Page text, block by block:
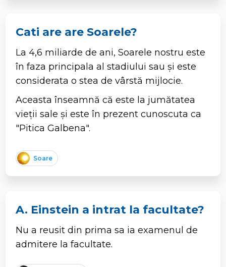
Cati are are Soarele?
La 4,6 miliarde de ani, Soarele nostru este
în faza principala al stadiului sau și este
considerata o stea de vârstă mijlocie.
Aceasta înseamnă că este la jumătatea
vieții sale și este în prezent cunoscuta ca
"Pitica Galbena".
Soare
A. Einstein a intrat la facultate?
Nu a reusit din prima sa ia examenul de
admitere la facultate.